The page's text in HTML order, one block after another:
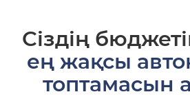
Сіздің
ең жақсы
топтамасын